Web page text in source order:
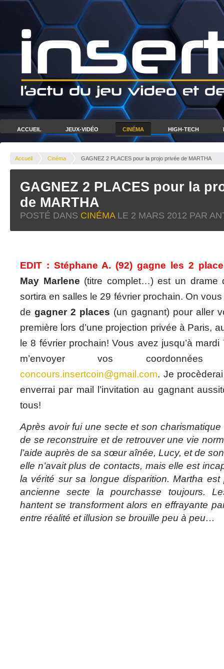
ACCUEIL JEUX-VIDÉO CINÉMA HIGH-TECH
Accueil Cinéma GAGNEZ 2 PLACES pour la projo privée de MARTHA
GAGNEZ 2 PLACES pour la
de MARTHA
POSTÉ DANS CINÉMALE 2 MARS 2012 PAR
EDIT : Stéphane A. (92) gagne les 2
May Marlene (titre complet…) est un drame
sortira en salles le 29 février prochain. On vous
de gagner 2 places (un gagnant) pour aller
première lors d’une projection privée à Paris,
le 8 février prochain! Vous avez jusqu’à
m’envoyer vos
concours.insertcoin@gmail.com. Je
enverrai par mail l’invitation au gagnant
tous!
Après avoir fui une secte et son charismatique
de se reconstruire et de retrouver une vie
l’aide auprès de sa sœur aînée, Lucy, et de
elle n’avait plus de contacts, mais elle est
la vérité sur sa longue disparition. Martha
ancienne secte la pourchasse toujours.
hantent se transforment alors en effrayante
entre réalité et illusion se brouille peu à peu…